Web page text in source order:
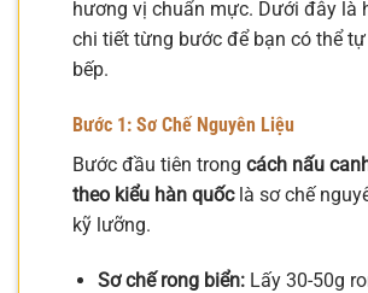
hương vị chuẩn mực. Dưới đây là
chi tiết từng bước để bạn có thể
bếp.
Bước 1: Sơ Chế Nguyên Liệu
Bước đầu tiên trong cách nấu
theo kiểu hàn quốclà sơ chế
kỹ lưỡng.
Sơ chế rong biển:Lấy 30-50g